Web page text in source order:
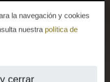
la navegación y cookies
nuestra política de
cerrar